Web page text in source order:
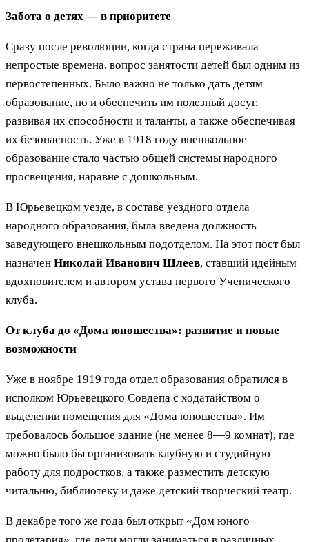
Забота о детях — в приоритете
Сразу после революции, когда страна переживала
непростые времена, вопрос занятости детей был одним из
первостепенных. Было важно не только дать детям
образование, но и обеспечить им полезный досуг,
развивая их способности и таланты, а также обеспечивая
их безопасность. Уже в 1918 году внешкольное
образование стало частью общей системы народного
просвещения, наравне с дошкольным.
В Юрьевецком уезде, в составе уездного отдела
народного образования, была введена должность
заведующего внешкольным подотделом. На этот пост был
назначен Николай Иванович Шлеев, ставший идейным
вдохновителем и автором устава первого Ученического
клуба.
От клуба до «Дома юношества»: развитие и новые
возможности
Уже в ноябре 1919 года отдел образования обратился в
исполком Юрьевецкого Совдепа с ходатайством о
выделении помещения для «Дома юношества». Им
требовалось большое здание (не менее 8—9 комнат), где
можно было бы организовать клубную и студийную
работу для подростков, а также разместить детскую
читальню, библиотеку и даже детский творческий театр.
В декабре того же года был открыт «Дом юного